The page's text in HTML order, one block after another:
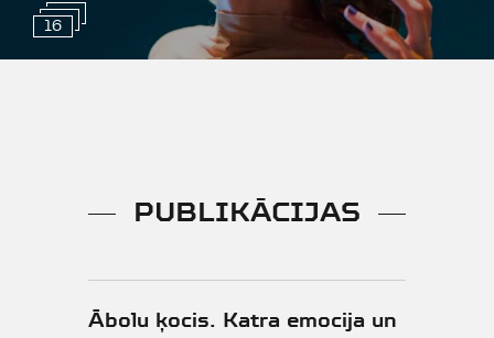
http://www.ltv.lv/lv/video/100g-
16
PUBLIKĀCIJAS
Ābolu ķocis. Katra emocija un